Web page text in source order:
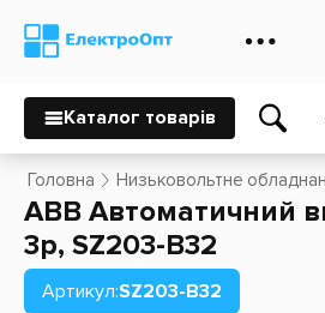
Каталог товарів
Головна Низьковольтне
ABB Автоматичний
3p, SZ203-B32
Артикул:SZ203-B32